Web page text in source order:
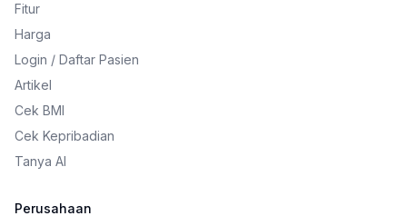
Fitur
Harga
Login / Daftar Pasien
Artikel
Cek BMI
Cek Kepribadian
Tanya AI
Perusahaan